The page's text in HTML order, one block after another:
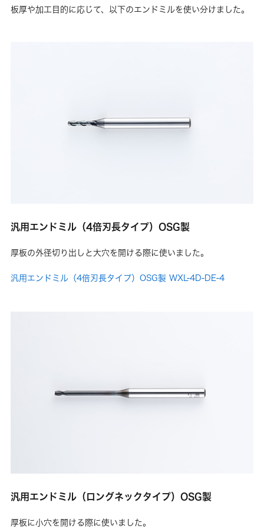
板厚や加工目的に応じて、以下のエンドミルを使い分けました。
汎用エンドミル（4倍刃長タイプ）OSG製
厚板の外径切り出しと大穴を開ける際に使いました。
汎用エンドミル（4倍刃長タイプ）OSG製 WXL-4D-DE-4
汎用エンドミル（ロングネックタイプ）OSG製
厚板に小穴を開ける際に使いました。